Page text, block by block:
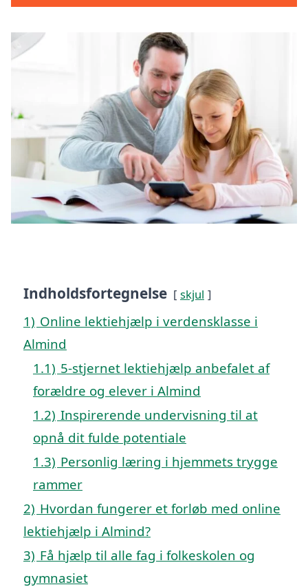
Indholdsfortegnelse skjul
1) Online lektiehjælp i verdensklasse i
Almind
1.1) 5-stjernet lektiehjælp anbefalet af
forældre og elever i Almind
1.2) Inspirerende undervisning til at
opnå dit fulde potentiale
1.3) Personlig læring i hjemmets trygge
rammer
2) Hvordan fungerer et forløb med online
lektiehjælp i Almind?
3) Få hjælp til alle fag i folkeskolen og
gymnasiet